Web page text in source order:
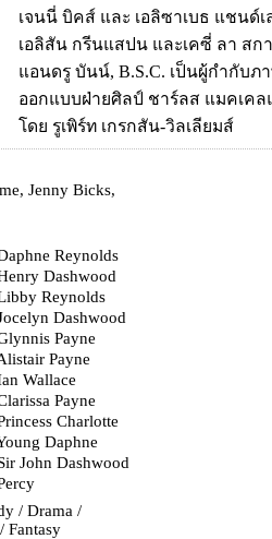
เจนนี่ บิคส์ และ เอลิซาเบธ แชนด์เ
เอลิสัน กรีนแสปน และเคซี่ ลา สก
แอนดรู บันน์, B.S.C. เป็นผู้กำกับภ
ออกแบบฝ่ายศิลป์ ชาร์ลส แมคเค
โดย รูเพิร์ท เกรกสัน-วิลเลียมส์
, Jenny Bicks,
Reynolds
Dashwood
Reynolds
Dashwood
Payne
Payne
Wallace
Payne
Charlotte
Daphne
John Dashwood
/ Drama /
Fantasy